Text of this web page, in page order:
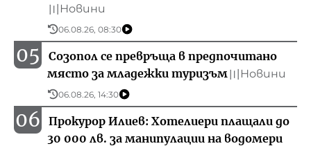
06
Прокурор Илиев: Хотелиери плащали до
30 000 лв. за манипулации на водомери
〣 Новини
06.08.26, 08:30
05
Созопол се превръща в предпочитано
място за младежки туризъм 〣 Новини
06.08.26, 14:30